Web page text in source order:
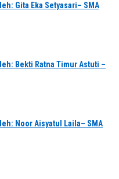
Gita Eka Setyasari– SMA
Bekti Ratna Timur Astuti –
Noor Aisyatul Laila– SMA